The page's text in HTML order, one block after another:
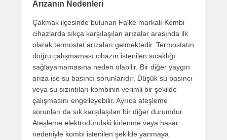
Arızanın Nedenleri
Çakmak ilçesinde bulunan Falke markalı Kombi
cihazlarda sıkça karşılaşılan arızalar arasında ilk
olarak termostat arızaları gelmektedir. Termostatın
doğru çalışmaması cihazın istenilen sıcaklığı
sağlayamamasına neden olabilir. Bir diğer yaygın
arıza ise su basıncı sorunlarıdır. Düşük su basıncı
veya su sızıntıları kombinin verimli bir şekilde
çalışmasını engelleyebilir. Ayrıca ateşleme
sorunları da sık karşılaşılan bir diğer durumdur.
Ateşleme elektrodundaki kirlenme veya hasar
nedeniyle kombi istenilen şekilde yanmaya